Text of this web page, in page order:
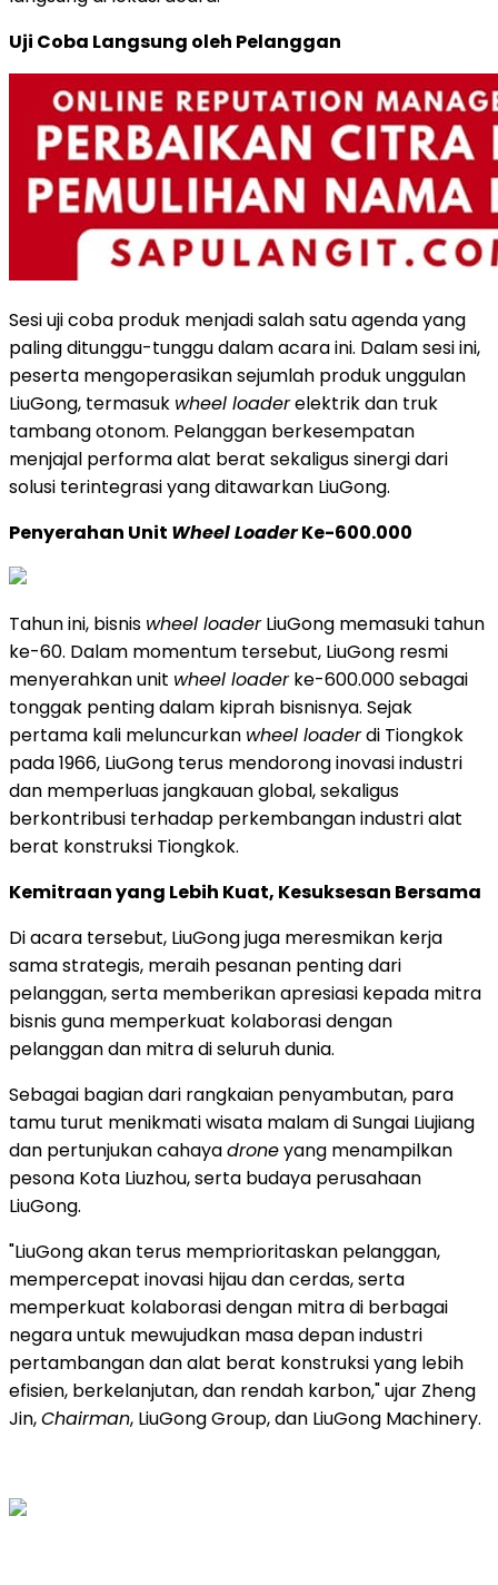
Uji Coba Langsung oleh Pelanggan
Sesi uji coba produk menjadi salah satu agenda yang
paling ditunggu-tunggu dalam acara ini. Dalam sesi ini,
peserta mengoperasikan sejumlah produk unggulan
LiuGong, termasuk wheel loaderelektrik dan truk
tambang otonom. Pelanggan berkesempatan
menjajal performa alat berat sekaligus sinergi dari
solusi terintegrasi yang ditawarkan LiuGong.
Penyerahan Unit Wheel LoaderKe-600.000
Tahun ini, bisnis wheel loaderLiuGong memasuki tahun
ke-60. Dalam momentum tersebut, LiuGong resmi
menyerahkan unit wheel loaderke-600.000 sebagai
tonggak penting dalam kiprah bisnisnya. Sejak
pertama kali meluncurkan wheel loaderdi Tiongkok
pada 1966, LiuGong terus mendorong inovasi industri
dan memperluas jangkauan global, sekaligus
berkontribusi terhadap perkembangan industri alat
berat konstruksi Tiongkok.
Kemitraan yang Lebih Kuat, Kesuksesan Bersama
Di acara tersebut, LiuGong juga meresmikan kerja
sama strategis, meraih pesanan penting dari
pelanggan, serta memberikan apresiasi kepada mitra
bisnis guna memperkuat kolaborasi dengan
pelanggan dan mitra di seluruh dunia.
Sebagai bagian dari rangkaian penyambutan, para
tamu turut menikmati wisata malam di Sungai Liujiang
dan pertunjukan cahayadroneyang menampilkan
pesona Kota Liuzhou, serta budaya perusahaan
LiuGong.
"LiuGong akan terus memprioritaskan pelanggan,
mempercepat inovasi hijau dan cerdas, serta
memperkuat kolaborasi dengan mitra di berbagai
negara untuk mewujudkan masa depan industri
pertambangan dan alat berat konstruksi yang lebih
efisien, berkelanjutan, dan rendah karbon," ujar Zheng
Jin,Chairman, LiuGong Group, dan LiuGong Machinery.